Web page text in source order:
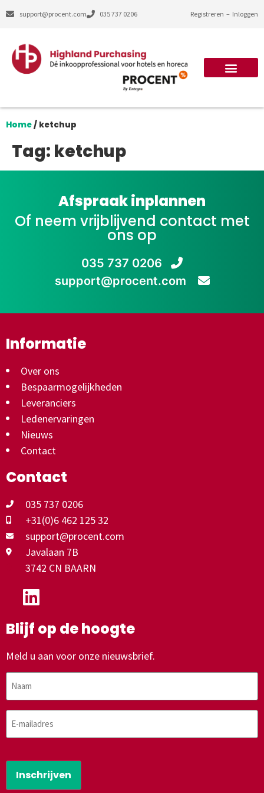
support@procent.com 035 737 0206 Registreren – Inloggen
Home/ ketchup
Tag: ketchup
Afspraak inplannen
Of neem vrijblijvend contact met
ons op
035 737 0206
support@procent.com
Informatie
Over ons
Bespaarmogelijkheden
Leveranciers
Ledenervaringen
Nieuws
Contact
Contact
035 737 0206
+31(0)6 462 125 32
support@procent.com
Javalaan 7B
3742 CN BAARN
Blijf op de hoogte
Meld u aan voor onze nieuwsbrief.
Naam
E-
mailadres